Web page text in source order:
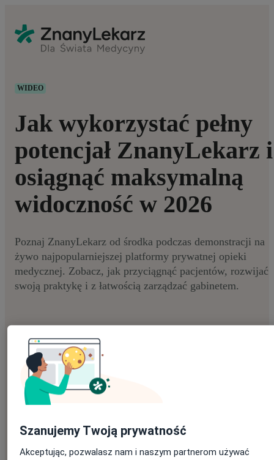
WIDEO
Jak wykorzystać pełny
potencjał ZnanyLekarz i
osiągnąć maksymalną
widoczność w 2026
Poznaj ZnanyLekarz od środka podczas demonstracji na
żywo najpopularniejszej platformy prywatnej opieki
medycznej. Zobacz, jak przyciągnąć pacjentów, rozwijać
swoją praktykę i z łatwością zarządzać gabinetem.
Poznaj ofertę dla Twojego gabinetu
Szanujemy Twoją prywatność
Akceptując, pozwalasz nam i naszym partnerom używać